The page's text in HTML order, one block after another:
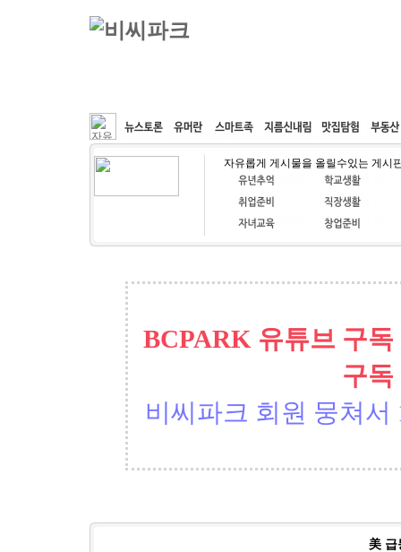
커뮤니티 속도패치 웹호스팅 공동구매
자유롭게 게시물을 올릴수있는 게시
BCPARK 유튜브 구
구독
비씨파크 회원 뭉쳐서
美 급